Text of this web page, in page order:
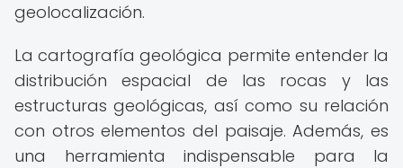
geolocalización.
La cartografía geológica permite entender la
distribución espacial de las rocas y las
estructuras geológicas, así como su relación
con otros elementos del paisaje. Además, es
una herramienta indispensable para la